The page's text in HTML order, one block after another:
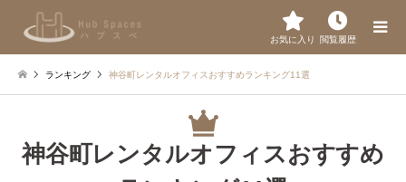
お気に入り 閲覧履歴
ランキング 神谷町レンタルオフィスおすすめランキング11選
神谷町レンタルオフィスおすすめ